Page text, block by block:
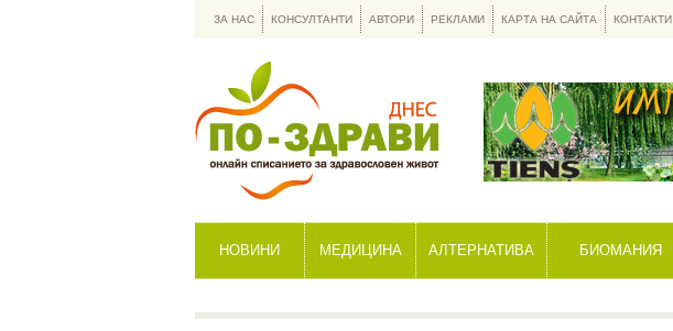
НОВИНИ МЕДИЦИНА АЛТЕРНАТИВА БИОМАНИЯ
ЗА НАС КОНСУЛТАНТИ АВТОРИ РЕКЛАМИ КАРТА НА САЙТА КОНТАКТИ